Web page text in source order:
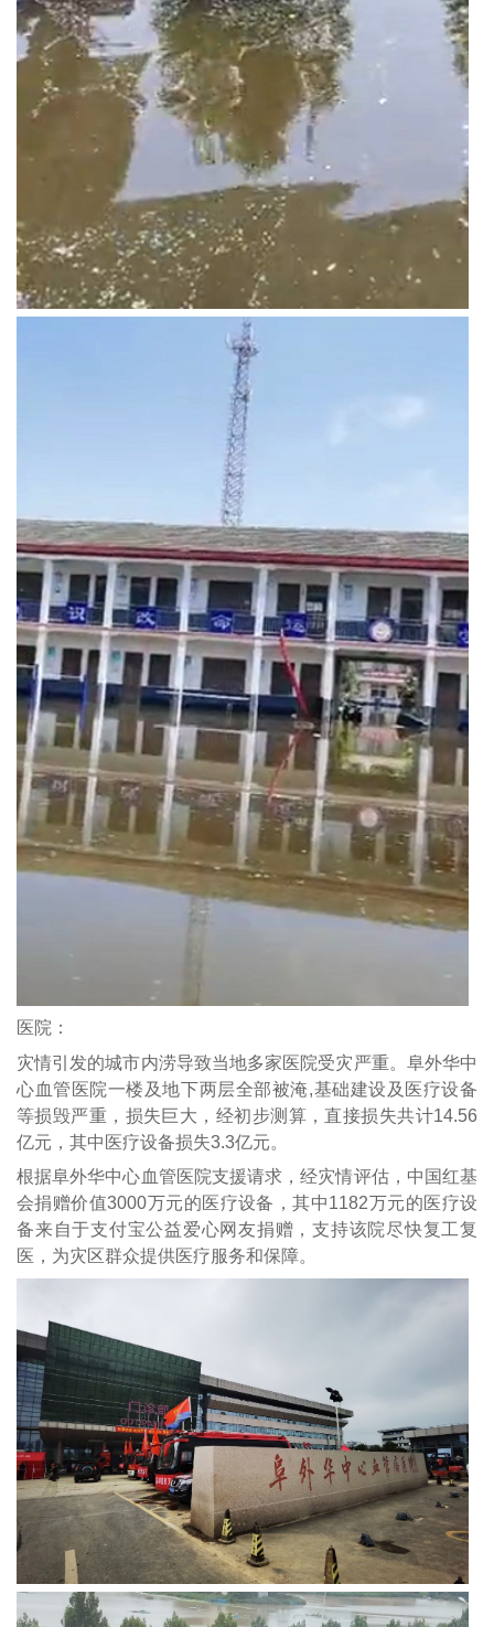
医院：
灾情引发的城市内涝导致当地多家医院受灾严重。阜外华中
心血管医院一楼及地下两层全部被淹,基础建设及医疗设备
等损毁严重，损失巨大，经初步测算，直接损失共计14.56
亿元，其中医疗设备损失3.3亿元。
根据阜外华中心血管医院支援请求，经灾情评估，中国红基
会捐赠价值3000万元的医疗设备，其中1182万元的医疗设
备来自于支付宝公益爱心网友捐赠，支持该院尽快复工复
医，为灾区群众提供医疗服务和保障。